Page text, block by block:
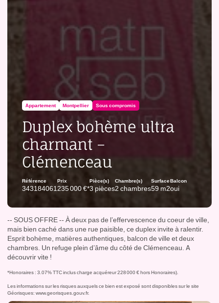
Appartement Montpellier Sous compromis
Duplex bohème ultra
charmant –
Clémenceau
Référence
343184061
Prix
235 000 €*
Pièce(s)
3 pièces
Chambre(s)
2 chambres
Surface
59 m2
Balcon
oui
-- SOUS OFFRE -- À deux pas de l’effervescence du coeur de ville,
mais bien caché dans une rue paisible, ce duplex invite à ralentir.
Esprit bohème, matières authentiques, balcon de ville et deux
chambres. Un refuge plein d’âme du côté de Clémenceau. A
découvrir vite !
*Honoraires : 3.07% TTC inclus charge acquéreur 228 000 € hors Honoraires).
Les informations sur les risques auxquels ce bien est exposé sont disponibles sur le site
Géorisques: www.georisques.gouv.fr.